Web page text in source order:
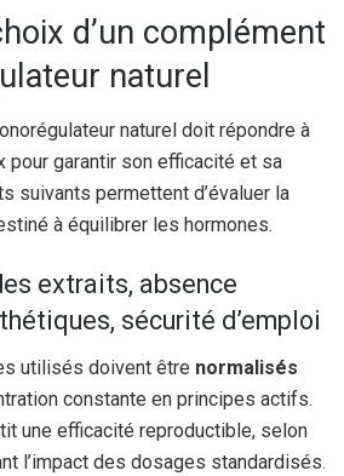
d’un complément
naturel
naturel doit répondre à
pour garantir son efficacité et sa
suivants permettent d’évaluer la
à équilibrer les hormones.
extraits, absence
sécurité d’emploi
utilisés doivent être normalisés
constante en principes actifs.
une efficacité reproductible, selon
l’impact des dosages standardisés.